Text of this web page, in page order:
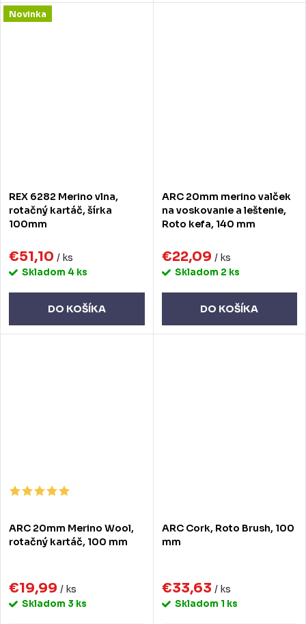
Novinka
REX 6282 Merino vlna,
rotačný kartáč, šírka
100mm
€51,10 / ks
Skladom 4 ks
DO KOŠÍKA
ARC 20mm merino valček
na voskovanie a leštenie,
Roto kefa, 140 mm
€22,09 / ks
Skladom 2 ks
DO KOŠÍKA
ARC 20mm Merino Wool,
rotačný kartáč, 100 mm
€19,99 / ks
Skladom 3 ks
ARC Cork, Roto Brush, 100
mm
€33,63 / ks
Skladom 1 ks